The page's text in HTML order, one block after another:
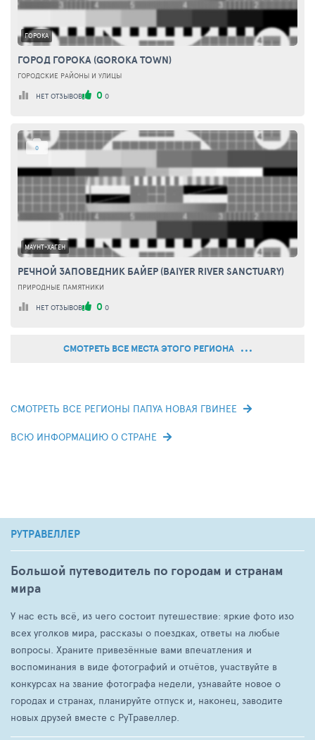
ГОРОКА
ГОРОД ГОРОКА (GOROKA TOWN)
ГОРОДСКИЕ РАЙОНЫ И УЛИЦЫ
НЕТ ОТЗЫВОВ 0 0
0
МАУНТ-ХАГЕН
РЕЧНОЙ ЗАПОВЕДНИК БАЙЕР (BAIYER RIVER SANCTUARY)
ПРИРОДНЫЕ ПАМЯТНИКИ
НЕТ ОТЗЫВОВ 0 0
СМОТРЕТЬ ВСЕ МЕСТА ЭТОГО РЕГИОНА
СМОТРЕТЬ ВСЕ РЕГИОНЫ ПАПУА НОВАЯ ГВИНЕЕ
ВСЮ ИНФОРМАЦИЮ О СТРАНЕ
РУТРАВЕЛЛЕР
Большой путеводитель по городам и странам
мира
У нас есть всё, из чего состоит путешествие: яркие фото изо
всех уголков мира, рассказы о поездках, ответы на любые
вопросы. Храните привезённые вами впечатления и
воспоминания в виде фотографий и отчётов, участвуйте в
конкурсах на звание фотографа недели, узнавайте новое о
городах и странах, планируйте отпуск и, наконец, заводите
новых друзей вместе с РуТравеллер.